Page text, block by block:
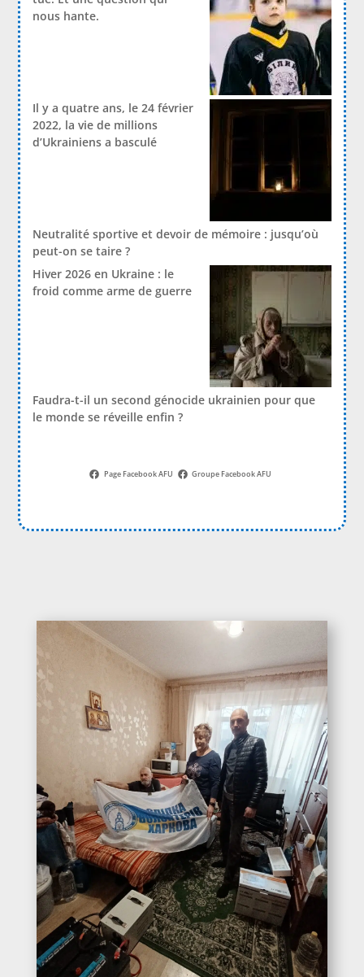
nous hante.
Il y a quatre ans, le 24 février
2022, la vie de millions
d’Ukrainiens a basculé
Neutralité sportive et devoir de mémoire : jusqu’où
peut-on se taire ?
Hiver 2026 en Ukraine : le
froid comme arme de guerre
Faudra-t-il un second génocide ukrainien pour que
le monde se réveille enfin ?
Page Facebook AFU Groupe Facebook AFU